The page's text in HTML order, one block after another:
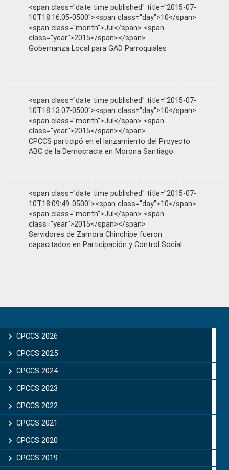
<span class="date time published" title="2015-07-
10T18:16:05-0500"><span class="day">10</span>
<span class="month">Jul</span> <span
class="year">2015</span></span>
Gobernanza Local para GAD Parroquiales
<span class="date time published" title="2015-07-
10T18:13:07-0500"><span class="day">10</span>
<span class="month">Jul</span> <span
class="year">2015</span></span>
CPCCS participó en el lanzamiento del Proyecto
ABC de la Democracia en Morona Santiago
<span class="date time published" title="2015-07-
10T18:09:49-0500"><span class="day">10</span>
<span class="month">Jul</span> <span
class="year">2015</span></span>
Servidores de Zamora Chinchipe fueron
capacitados en Participación y Control Social
Sidebar
CPCCS 2026
CPCCS 2025
CPCCS 2024
CPCCS 2023
CPCCS 2022
CPCCS 2021
CPCCS 2020
CPCCS 2019 .